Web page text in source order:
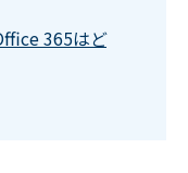
365はど